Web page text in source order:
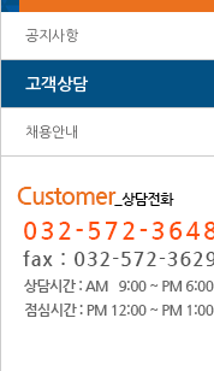
공지사항
고객상담
채용안내